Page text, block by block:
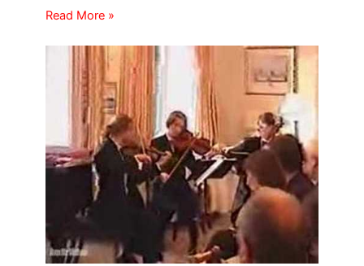
Read More »